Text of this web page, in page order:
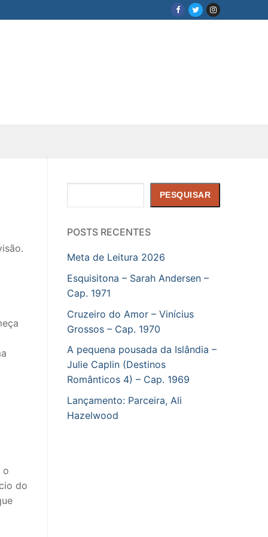
o
do
PESQUISAR
POSTS RECENTES
Meta de Leitura 2026
Esquisitona – Sarah Andersen –
Cap. 1971
Cruzeiro do Amor – Vinícius
Grossos – Cap. 1970
A pequena pousada da Islândia –
Julie Caplin (Destinos
Românticos 4) – Cap. 1969
Lançamento: Parceira, Ali
Hazelwood